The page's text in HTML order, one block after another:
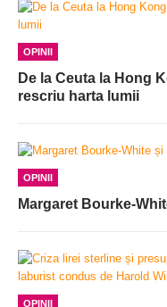
OPINII
De la Ceuta la Hong
rescriu harta lumii
OPINII
Margaret Bourke-
OPINII